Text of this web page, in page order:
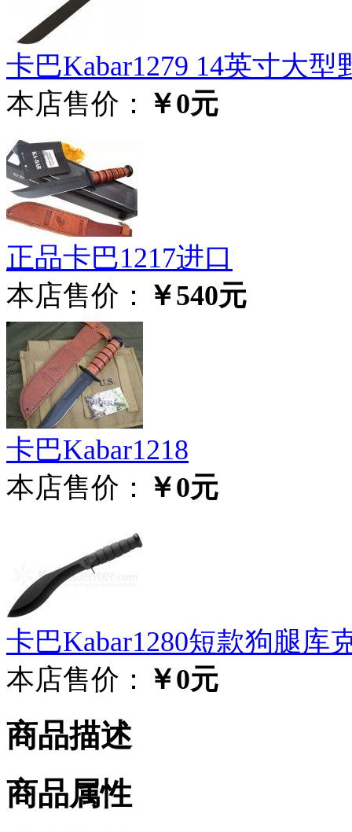
卡巴Kabar1279 14英寸大型
本店售价： ￥0元
正品卡巴1217进口
本店售价： ￥540元
卡巴Kabar1218
本店售价： ￥0元
卡巴Kabar1280短款狗腿库
本店售价： ￥0元
商品描述
商品属性